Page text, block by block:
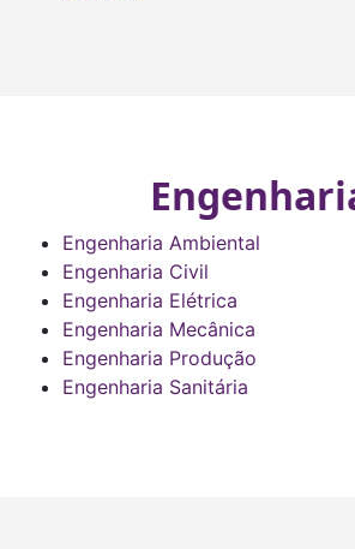
Engenharia Ambiental
Engenharia Civil
Engenharia Elétrica
Engenharia Mecânica
Engenharia Produção
Engenharia Sanitária